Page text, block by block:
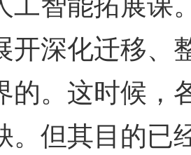
开深化迁移、
的。这时候，
。但其目的已